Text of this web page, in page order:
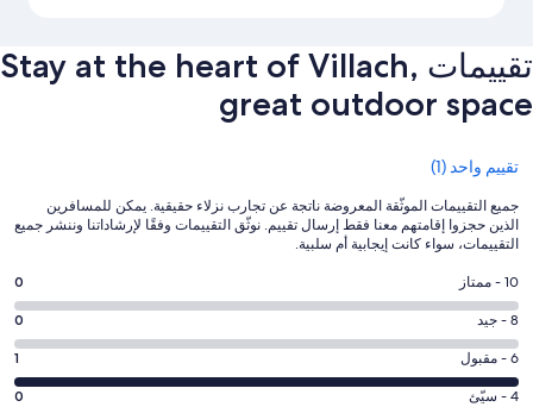
تقييمات ⁦Stay at the heart of Villach,
great outdoor space⁩
التقييمات
تقييم واحد (1)
جميع التقييمات الموثّقة المعروضة ناتجة عن تجارب نزلاء حقيقية. يمكن للمسافرين
الذين حجزوا إقامتهم معنا فقط إرسال تقييم. نوثّق التقييمات وفقًا لإرشاداتنا وننشر جميع
التقييمات، سواء كانت إيجابية أم سلبية.
درجة
التصنيف
10
-
ممتاز.
10 - ممتاز 0
درجة
التصنيف
8
-
8 - جيد 0
درجة
التصنيف
6 - مقبول 1
درجة
4 - سيّئ 0